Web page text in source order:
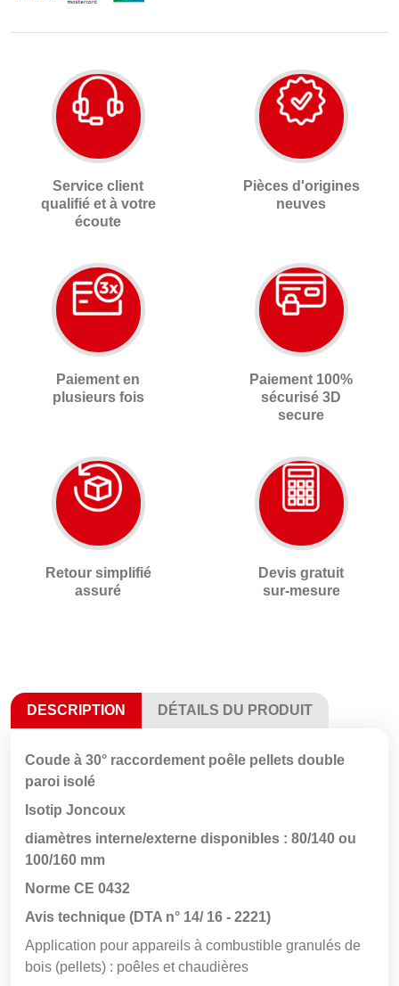
Service client
qualifié et à votre
écoute
Pièces d'origines
neuves
Paiement en
plusieurs fois
Paiement 100%
sécurisé 3D
secure
Retour simplifié
assuré
Devis gratuit
sur-mesure
DESCRIPTION DÉTAILS DU PRODUIT
Coude à 30° raccordement poêle pellets double
paroi isolé
Isotip Joncoux
diamètres interne/externe disponibles : 80/140 ou
100/160 mm
Norme CE 0432
Avis technique (DTA n° 14/ 16 - 2221)
Application pour appareils à combustible granulés de
bois (pellets) : poêles et chaudières